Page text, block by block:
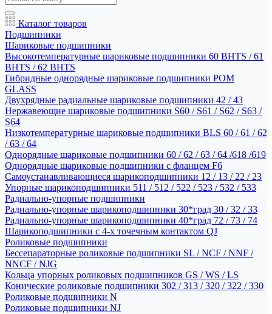
Каталог товаров
Подшипники
Шариковые подшипники
Высокотемпературные шариковые подшипники 60 BHTS / 61
BHTS / 62 BHTS
Гибридные однорядные шариковые подшипники POM
GLASS
Двухрядные радиальные шариковые подшипники 42 / 43
Нержавеющие шариковые подшипники S60 / S61 / S62 / S63 /
S64
Низкотемпературные шариковые подшипники BLS 60 / 61 / 62
/ 63 / 64
Однорядные шариковые подшипники 60 / 62 / 63 / 64 /618 /619
Однорядные шариковые подшипники с фланцем F6
Самоустанавливающиеся шарикоподшипники 12 / 13 / 22 / 23
Упорные шарикоподшипники 511 / 512 / 522 / 523 / 532 / 533
Радиально-упорные подшипники
Радиально-упорные шарикоподшипники 30*град 30 / 32 / 33
Радиально-упорные шарикоподшипники 40*град 72 / 73 / 74
Шарикоподшипники с 4-х точечным контактом QJ
Роликовые подшипники
Бессепараторные роликовые подшипники SL / NCF / NNF /
NNCF / NJG
Кольца упорных роликовых подшипников GS / WS / LS
Конические роликовые подшипники 302 / 313 / 320 / 322 / 330
Роликовые подшипники N
Роликовые подшипники NJ